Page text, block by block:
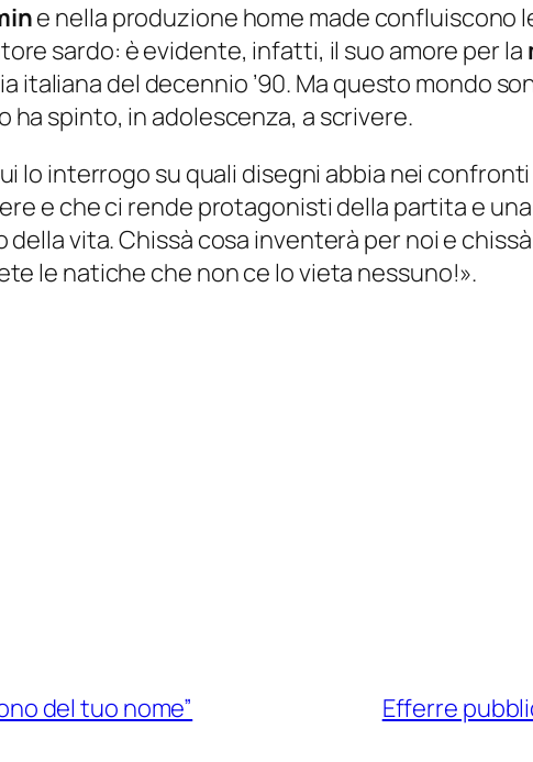
e nella produzione home made confluiscono
sardo: è evidente, infatti, il suo amore per la
italiana del decennio ’90. Ma questo mondo
ha spinto, in adolescenza, a scrivere.
lo interrogo su quali disegni abbia nei confronti
e che ci rende protagonisti della partita e
vita. Chissà cosa inventerà per noi e
le natiche che non ce lo vieta nessuno!».
del tuo nome” Efferre